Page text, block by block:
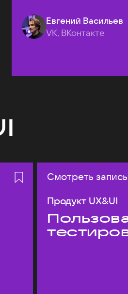
Евгений Васильев
VK, ВКонтакте
Смотреть запись
Продукт UX&UI